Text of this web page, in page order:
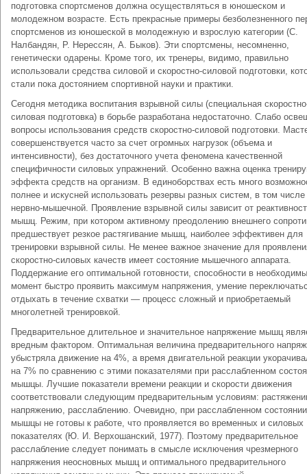
подготовка спортсменов должна осуществляться в юношеском и
молодежном возрасте. Есть прекрасные примеры безболезненного
спортсменов из юношеской в молодежную и взрослую категории (С.
Налбандян, Р. Нерессян, А. Быков). Эти спортсмены, несомненно,
генетически одарены. Кроме того, их тренеры, видимо, правильно
использовали средства силовой и скоростно-силовой подготовки,
стали пока достоянием спортивной науки и практики.
Сегодня методика воспитания взрывной силы (специальная
силовая подготовка) в борьбе разработана недостаточно. Слабо
вопросы использования средств скоростно-силовой подготовки.
совершенствуется часто за счет огромных нагрузок (объема и
интенсивности), без достаточного учета феномена качественной
специфичности силовых упражнений. Особенно важна оценка
эффекта средств на организм. В единоборствах есть много
полнее и искусней использовать резервы разных систем, в том числе
нервно-мышечной. Проявление взрывной силы зависит от
мышц. Режим, при котором активному преодолению внешнего
предшествует резкое растягивание мышц, наиболее эффективен для
тренировки взрывной силы. Не менее важное значение для
скоростно-силовых качеств имеет состояние мышечного аппарата.
Поддержание его оптимальной готовности, способности в
момент быстро проявить максимум напряжения, умение
отдыхать в течение схватки — процесс сложный и приобретаемый
многолетней тренировкой.
Предварительное длительное и значительное напряжение мышц
вредным фактором. Оптимальная величина предварительного
убыстряла движение на 4%, а время двигательной реакции
на 7% по сравнению с этими показателями при расслабленном
мышцы. Лучшие показатели времени реакции и скорости движения
соответствовали следующим предварительным условиям:
напряжению, расслаблению. Очевидно, при расслабленном состоянии
мышцы не готовы к работе, что проявляется во временных и силовых
показателях (Ю. И. Верхошанский, 1977). Поэтому предварительное
расслабление следует понимать в смысле исключения чрезмерного
напряжения неосновных мышц и оптимального предварительного